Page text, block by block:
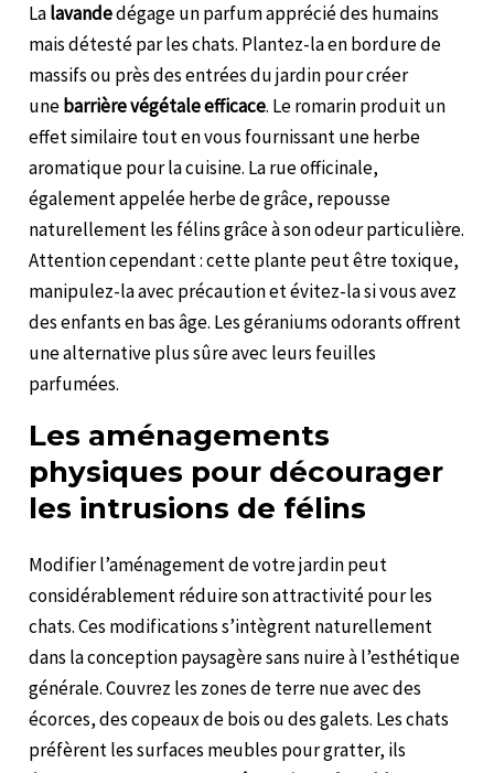
Lalavandedégage un parfum apprécié des humains
mais détesté par les chats. Plantez-la en bordure de
massifs ou près des entrées du jardin pour créer
unebarrière végétale efficace. Le romarin produit un
effet similaire tout en vous fournissant une herbe
aromatique pour la cuisine. La rue officinale,
également appelée herbe de grâce, repousse
naturellement les félins grâce à son odeur particulière.
Attention cependant : cette plante peut être toxique,
manipulez-la avec précaution et évitez-la si vous avez
des enfants en bas âge. Les géraniums odorants offrent
une alternative plus sûre avec leurs feuilles
parfumées.
Les aménagements
physiques pour décourager
les intrusions de félins
Modifier l’aménagement de votre jardin peut
considérablement réduire son attractivité pour les
chats. Ces modifications s’intègrent naturellement
dans la conception paysagère sans nuire à l’esthétique
générale. Couvrez les zones de terre nue avec des
écorces, des copeaux de bois ou des galets. Les chats
préfèrent les surfaces meubles pour gratter, ils